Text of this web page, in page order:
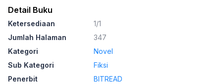
Detail Buku
Ketersediaan
1/1
Jumlah Halaman
347
Kategori
Novel
Sub Kategori
Fiksi
Penerbit
BITREAD